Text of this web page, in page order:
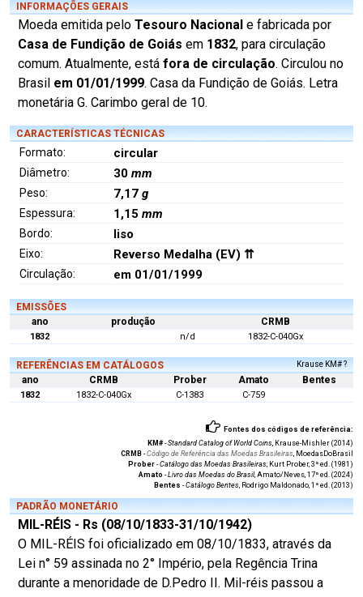
INFORMAÇÕES GERAIS
Moeda emitida pelo Tesouro Nacional e fabricada por
Casa de Fundição de Goiás em 1832, para circulação
comum. Atualmente, está fora de circulação. Circulou no
Brasil em 01/01/1999. Casa da Fundição de Goiás. Letra
monetária G. Carimbo geral de 10.
CARACTERÍSTICAS TÉCNICAS
Formato: circular
Diâmetro: 30 mm
Peso: 7,17 g
Espessura: 1,15 mm
Bordo: liso
Eixo: Reverso Medalha (EV) ⇈
Circulação: em 01/01/1999
EMISSÕES
ano
produção CRMB
1832 n/d 1832-C-040Gx
REFERÊNCIAS EM CATÁLOGOS Krause KM# ?
ano CRMB Prober Amato Bentes
1832 1832-C-040Gx C-1383 C-759
Fontes dos códigos de referência:
KM#-Standard Catalog of World Coins, Krause-Mishler (2014)
CRMB -Código de Referência das Moedas Brasileiras, MoedasDoBrasil
Prober -Catálogo das Moedas Brasileiras, Kurt Prober, 3ª ed. (1981)
Amato -Livro das Moedas do Brasil, Amato/Neves, 17ª ed. (2024)
Bentes -Catálogo Bentes, Rodrigo Maldonado, 1ª ed. (2013)
PADRÃO MONETÁRIO
MIL-RÉIS - Rs (08/10/1833-31/10/1942)
O MIL-RÉIS foi oficializado em 08/10/1833, através da
Lei n° 59 assinada no 2° Império, pela Regência Trina
durante a menoridade de D.Pedro II. Mil-réis passou a